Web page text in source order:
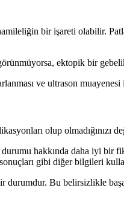
bir işareti olabilir.
ektopik bir
ve ultrason
olup olmadığınızı
hakkında daha iyi
gibi diğer bilgileri
Bu belirsizlikle